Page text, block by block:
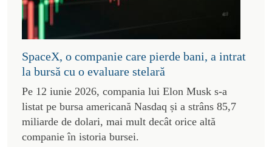
SpaceX, o companie care pierde bani, a intrat
la bursă cu o evaluare stelară
Pe 12 iunie 2026, compania lui Elon Musk s-a
listat pe bursa americană Nasdaq și a strâns 85,7
miliarde de dolari, mai mult decât orice altă
companie în istoria bursei.